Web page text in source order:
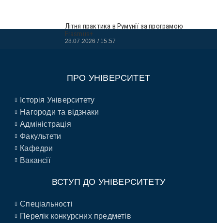
Літня практика в Румунії за програмою
Erasmus+
28.07.2026 15:57
ПРО УНІВЕРСИТЕТ
Історія Університету
Нагороди та відзнаки
Адміністрація
Факультети
Кафедри
Вакансії
ВСТУП ДО УНІВЕРСИТЕТУ
Спеціальності
Перелік конкурсних предметів